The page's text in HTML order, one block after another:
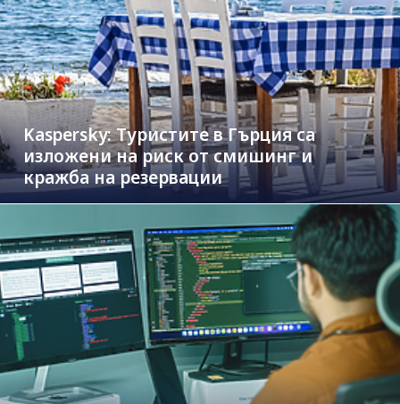
Kaspersky: Туристите в Гърция са
изложени на риск от смишинг и
кражба на резервации